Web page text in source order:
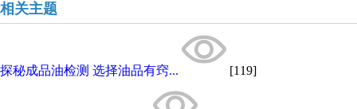
相关主题
探秘成品油检测 选择油品有窍... [119]